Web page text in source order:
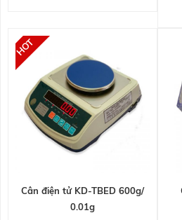
Cân điện tử KD-TBED 600g/
0.01g